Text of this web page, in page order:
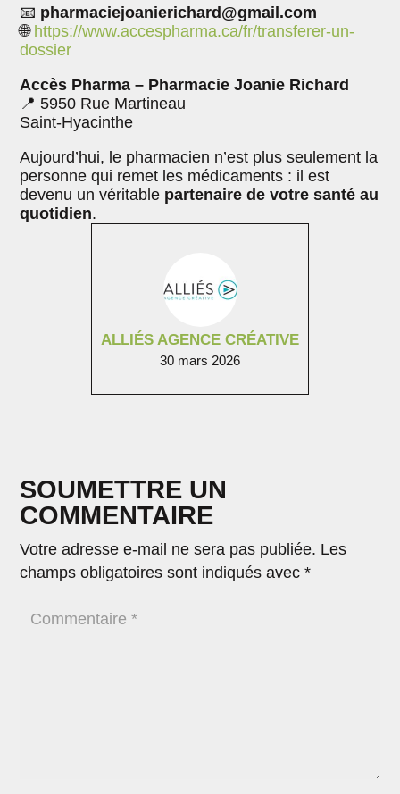
ALLIÉS AGENCE CRÉATIVE
30 mars 2026
📧 pharmaciejoanierichard@gmail.com
🌐 https://www.accespharma.ca/fr/transferer-un-
dossier
Accès Pharma – Pharmacie Joanie Richard
📍 5950 Rue Martineau
Saint-Hyacinthe
Aujourd’hui, le pharmacien n’est plus seulement la
personne qui remet les médicaments : il est
devenu un véritable partenaire de votre santé au
quotidien.
SOUMETTRE UN
COMMENTAIRE
Votre adresse e-mail ne sera pas publiée. Les
champs obligatoires sont indiqués avec*